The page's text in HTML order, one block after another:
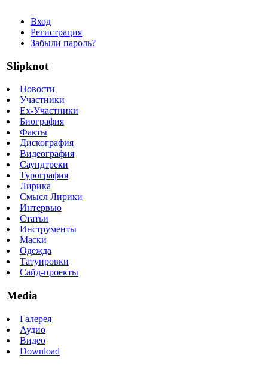
Вход
Регистрация
Забыли пароль?
Slipknot
Новости
Участники
Ex-Участники
Биография
Факты
Дискография
Видеография
Саундтреки
Турография
Лирика
Смысл Лирики
Интервью
Статьи
Инструменты
Маски
Одежда
Татуировки
Сайд-проекты
Media
Галерея
Аудио
Видео
Download